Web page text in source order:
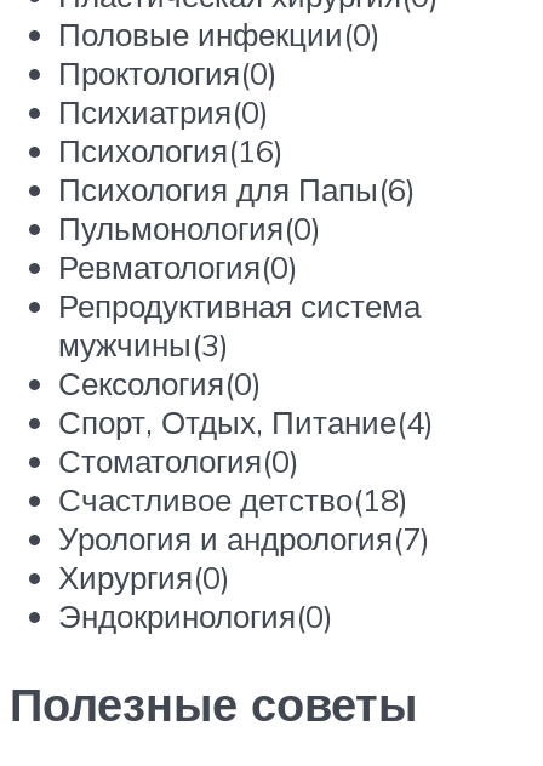
Половые инфекции(0)
Проктология(0)
Психиатрия(0)
Психология(16)
Психология для Папы(6)
Пульмонология(0)
Ревматология(0)
Репродуктивная система
мужчины(3)
Сексология(0)
Спорт, Отдых, Питание(4)
Стоматология(0)
Счастливое детство(18)
Урология и андрология(7)
Хирургия(0)
Эндокринология(0)
Полезные советы